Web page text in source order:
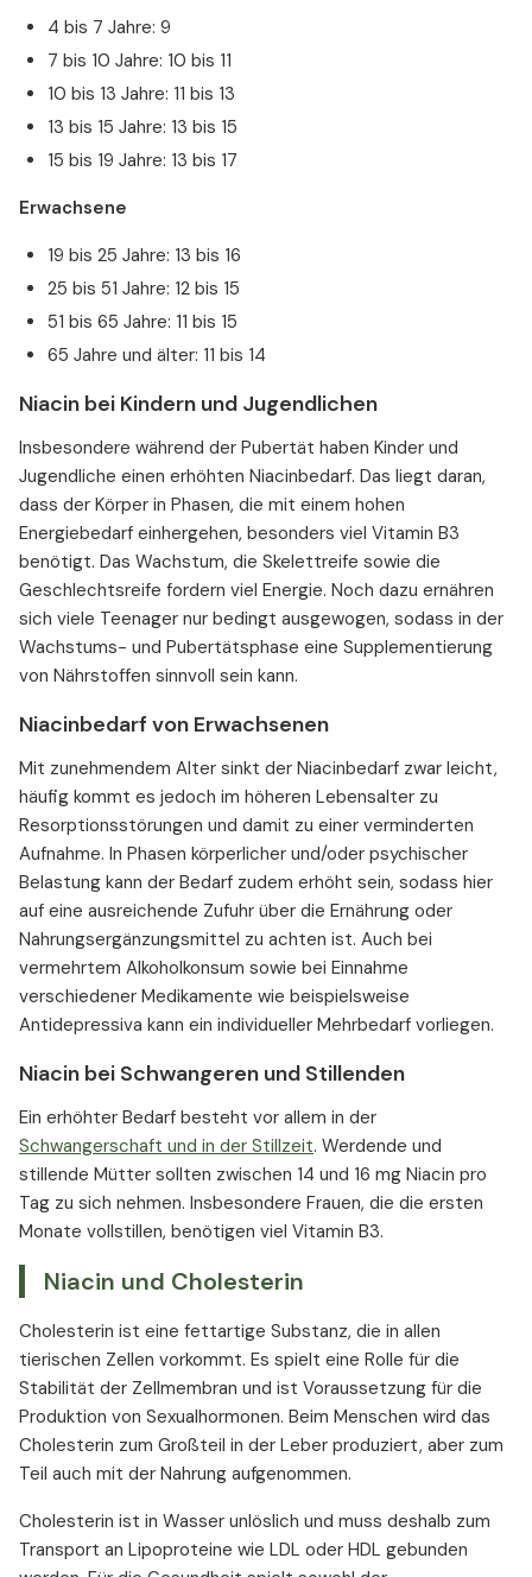
4 bis 7 Jahre: 9
7 bis 10 Jahre: 10 bis 11
10 bis 13 Jahre: 11 bis 13
13 bis 15 Jahre: 13 bis 15
15 bis 19 Jahre: 13 bis 17
Erwachsene
19 bis 25 Jahre: 13 bis 16
25 bis 51 Jahre: 12 bis 15
51 bis 65 Jahre: 11 bis 15
65 Jahre und älter: 11 bis 14
Niacin bei Kindern und Jugendlichen
Insbesondere während der Pubertät haben Kinder und
Jugendliche einen erhöhten Niacinbedarf. Das liegt daran,
dass der Körper in Phasen, die mit einem hohen
Energiebedarf einhergehen, besonders viel Vitamin B3
benötigt. Das Wachstum, die Skelettreife sowie die
Geschlechtsreife fordern viel Energie. Noch dazu ernähren
sich viele Teenager nur bedingt ausgewogen, sodass in der
Wachstums- und Pubertätsphase eine Supplementierung
von Nährstoffen sinnvoll sein kann.
Niacinbedarf von Erwachsenen
Mit zunehmendem Alter sinkt der Niacinbedarf zwar leicht,
häufig kommt es jedoch im höheren Lebensalter zu
Resorptionsstörungen und damit zu einer verminderten
Aufnahme. In Phasen körperlicher und/oder psychischer
Belastung kann der Bedarf zudem erhöht sein, sodass hier
auf eine ausreichende Zufuhr über die Ernährung oder
Nahrungsergänzungsmittel zu achten ist. Auch bei
vermehrtem Alkoholkonsum sowie bei Einnahme
verschiedener Medikamente wie beispielsweise
Antidepressiva kann ein individueller Mehrbedarf vorliegen.
Niacin bei Schwangeren und Stillenden
Ein erhöhter Bedarf besteht vor allem in der
Schwangerschaft und in der Stillzeit. Werdende und
stillende Mütter sollten zwischen 14 und 16 mg Niacin pro
Tag zu sich nehmen. Insbesondere Frauen, die die ersten
Monate vollstillen, benötigen viel Vitamin B3.
Niacin und Cholesterin
Cholesterin ist eine fettartige Substanz, die in allen
tierischen Zellen vorkommt. Es spielt eine Rolle für die
Stabilität der Zellmembran und ist Voraussetzung für die
Produktion von Sexualhormonen. Beim Menschen wird das
Cholesterin zum Großteil in der Leber produziert, aber zum
Teil auch mit der Nahrung aufgenommen.
Cholesterin ist in Wasser unlöslich und muss deshalb zum
Transport an Lipoproteine wie LDL oder HDL gebunden